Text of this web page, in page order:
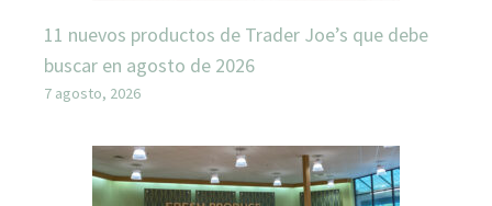
11 nuevos productos de Trader Joe’s que debe
buscar en agosto de 2026
7 agosto, 2026